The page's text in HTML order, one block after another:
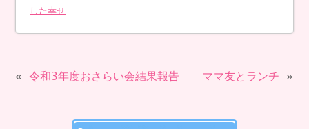
した幸せ
«令和3年度おさらい会結果報告 ママ友とランチ »